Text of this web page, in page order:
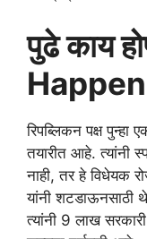
पुढे काय
रिपब्लिकन पक्ष पुन्हा
तयारीत आहे. त्यांनी
नाही, तर हे विधेयक
यांनी शटडाऊनसाठी
त्यांनी 9 लाख